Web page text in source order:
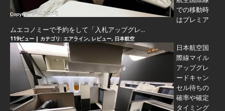
での移動時
はプレミア
ムエコノミーで予約をして「入札アップグレ...
119ビュー | カテゴリ: エアライン, レビュー, 日本航空
日本航空国
際線マイル
アップグレ
ードキャン
セル待ちの
確率や確定
タイミング